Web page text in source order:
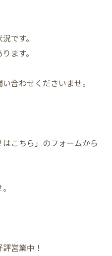
です。
ます。
合わせくださいませ。
こちら」のフォームから
営業中！